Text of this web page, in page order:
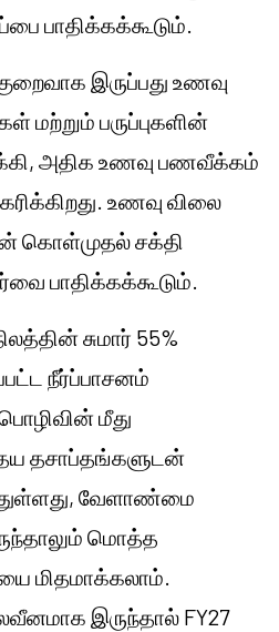
பாதிக்கக்கூடும்.
இருப்பது உணவு
மற்றும் பருப்புகளின்
அதிக உணவு பணவீக்கம்
உணவு விலை
கொள்முதல் சக்தி
பாதிக்கக்கூடும்.
சுமார் 55%
நீர்ப்பாசனம்
மீது
தசாப்தங்களுடன்
வேளாண்மை
மொத்த
மிதமாக்கலாம்.
இருந்தால் FY27